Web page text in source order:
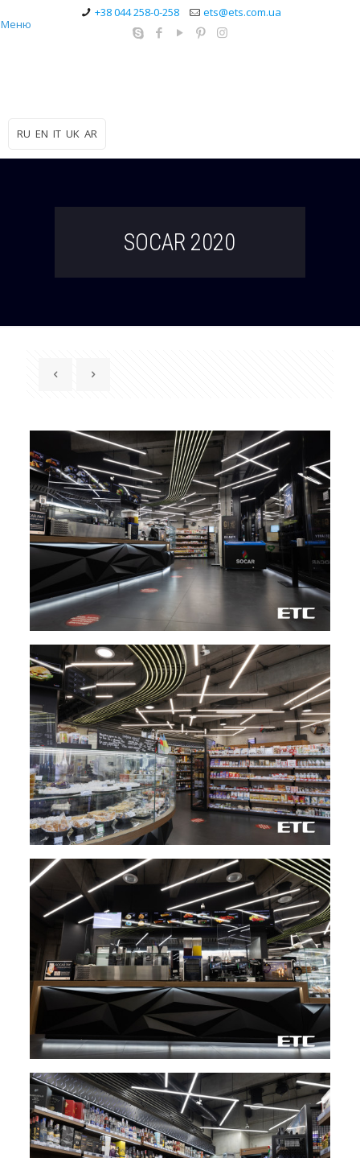
+38 044 258-0-258
ets@ets.com.ua
Меню
RU EN IT UK AR
SOCAR 2020